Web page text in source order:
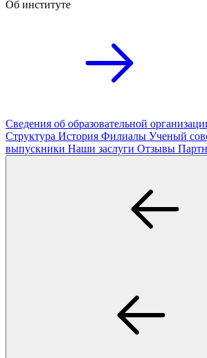
Об институте
Сведения об образовательной
Структура История Филиалы Ученый
выпускники Наши заслуги Отзывы